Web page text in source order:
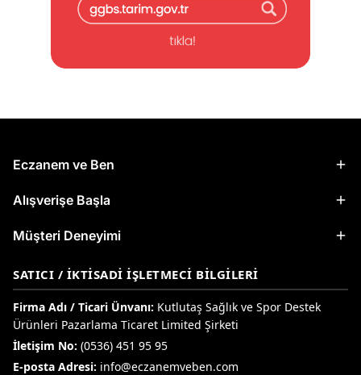
Eczanem ve Ben
Alışverişe Başla
Müşteri Deneyimi
SATICI / İKTISADI İŞLETMECI BILGILERI
Firma Adı / Ticari Ünvanı: Kutlutaş Sağlık ve Spor Destek
Ürünleri Pazarlama Ticaret Limited Şirketi
İletişim No: (0536) 451 95 95
E-posta Adresi: info@eczanemveben.com